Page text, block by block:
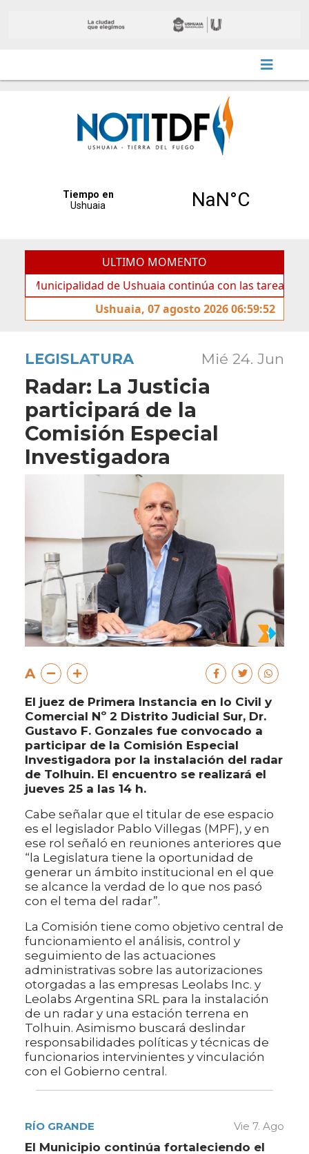
ULTIMO MOMENTO
de Ushuaia continúa con las tareas de
Ushuaia, 07 agosto 2026 06:59:52
LEGISLATURA Mié 24. Jun
Radar: La Justicia
participará de la
Comisión Especial
Investigadora
A
El juez de Primera Instancia en lo Civil y
Comercial Nº 2 Distrito Judicial Sur, Dr.
Gustavo F. Gonzales fue convocado a
participar de la Comisión Especial
Investigadora por la instalación del radar
de Tolhuin. El encuentro se realizará el
jueves 25 a las 14 h.
Cabe señalar que el titular de ese espacio
es el legislador Pablo Villegas (MPF), y en
ese rol señaló en reuniones anteriores que
“la Legislatura tiene la oportunidad de
generar un ámbito institucional en el que
se alcance la verdad de lo que nos pasó
con el tema del radar”.
La Comisión tiene como objetivo central de
funcionamiento el análisis, control y
seguimiento de las actuaciones
administrativas sobre las autorizaciones
otorgadas a las empresas Leolabs Inc. y
Leolabs Argentina SRL para la instalación
de un radar y una estación terrena en
Tolhuin. Asimismo buscará deslindar
responsabilidades políticas y técnicas de
funcionarios intervinientes y vinculación
con el Gobierno central.
RÍO GRANDE Vie 7. Ago
El Municipio continúa fortaleciendo el